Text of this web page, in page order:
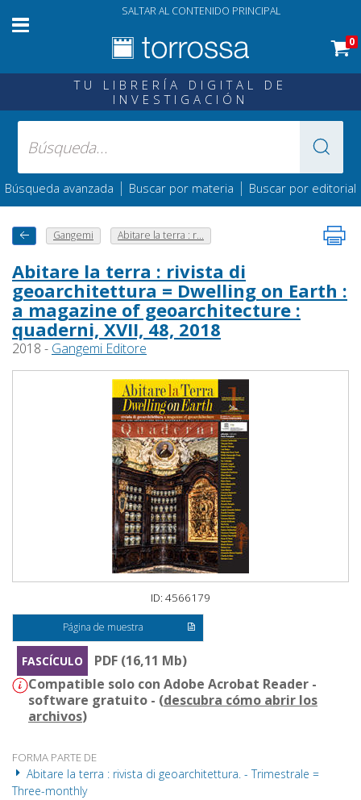
SALTAR AL CONTENIDO PRINCIPAL
0
TU LIBRERÍA DIGITAL DE
INVESTIGACIÓN
Búsqueda avanzada | Buscar por materia | Buscar por editorial
Gangemi Abitare la terra : r...
Abitare la terra : rivista di
geoarchitettura = Dwelling on Earth :
a magazine of geoarchitecture :
quaderni, XVII, 48, 2018
2018 - Gangemi Editore
ID: 4566179
Página de muestra
FASCÍCULO
PDF (16,11 Mb)
Compatible solo con Adobe Acrobat Reader -
software gratuito - (descubra cómo abrir los
archivos)
FORMA PARTE DE
Abitare la terra : rivista di geoarchitettura. - Trimestrale =
Three-monthly